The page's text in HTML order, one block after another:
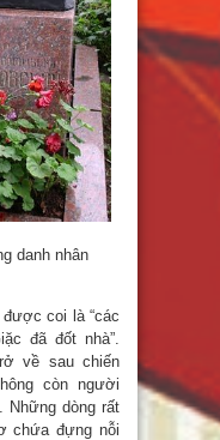
danh nhân
coi là “các
đã đốt nhà”.
về sau chiến
còn người
dòng rất
chứa đựng nỗi